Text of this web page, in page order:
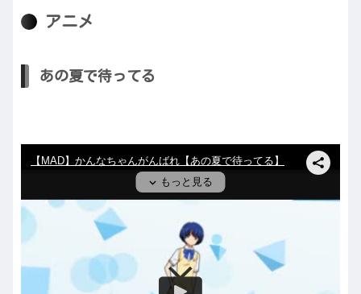
アニメ
あの夏で待ってる